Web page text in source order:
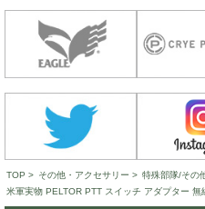
TOP > その他・アクセサリー > 特殊部隊/その
米軍実物 PELTOR PTT スイッチ アダプター